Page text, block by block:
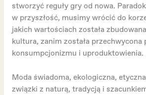
stworzyć reguły gry od nowa.
w przyszłość, musimy wrócić do
jakich wartościach została
kultura, zanim została przechwycona
konsumpcjonizmu i uproduktowienia.
Moda świadoma, ekologiczna,
związki z naturą, tradycją i